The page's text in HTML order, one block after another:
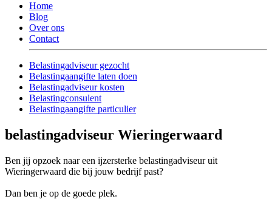
Home
Blog
Over ons
Contact
Belastingadviseur gezocht
Belastingaangifte laten doen
Belastingadviseur kosten
Belastingconsulent
Belastingaangifte particulier
belastingadviseur Wieringerwaard
Ben jij opzoek naar een ijzersterke belastingadviseur uit
Wieringerwaard die bij jouw bedrijf past?
Dan ben je op de goede plek.